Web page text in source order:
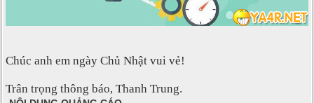
Chúc anh em ngày Chủ Nhật vui vẻ!
Trân trọng thông báo, Thanh Trung.